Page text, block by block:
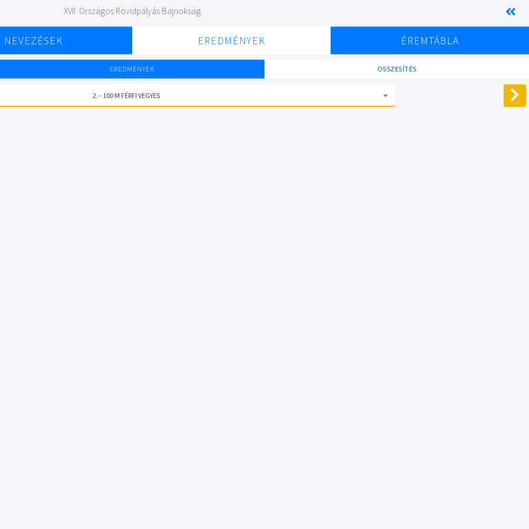
XVII. Országos Rövidpályás Bajnokság
NEVEZÉSEK EREDMÉNYEK ÉREMTÁBLA
EREDMÉNYEK ÖSSZESÍTÉS
2. - 100 M FÉRFI VEGYES